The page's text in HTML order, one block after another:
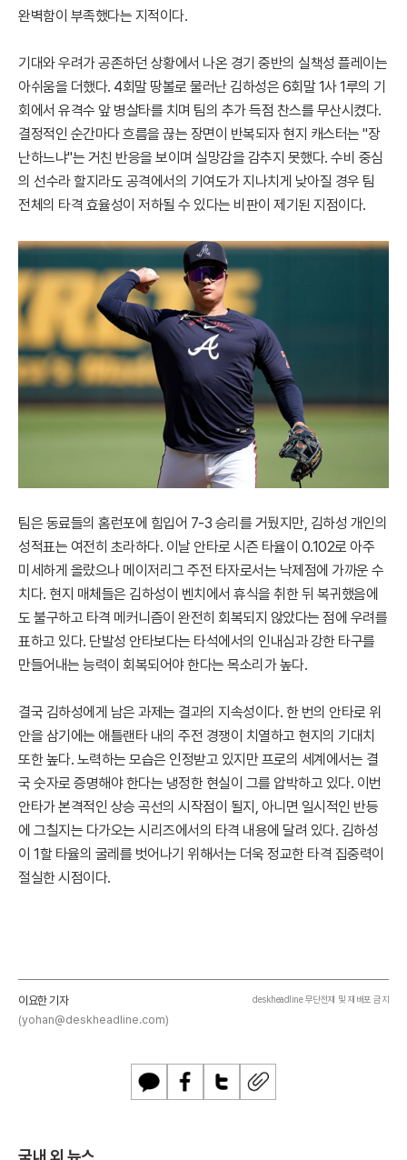
완벽함이 부족했다는 지적이다.
기대와 우려가 공존하던 상황에서 나온 경기 중반의 실책성 플레이는
아쉬움을 더했다. 4회말 땅볼로 물러난 김하성은 6회말 1사 1루의 기
회에서 유격수 앞 병살타를 치며 팀의 추가 득점 찬스를 무산시켰다.
결정적인 순간마다 흐름을 끊는 장면이 반복되자 현지 캐스터는 "장
난하느냐"는 거친 반응을 보이며 실망감을 감추지 못했다. 수비 중심
의 선수라 할지라도 공격에서의 기여도가 지나치게 낮아질 경우 팀
전체의 타격 효율성이 저하될 수 있다는 비판이 제기된 지점이다.
팀은 동료들의 홈런포에 힘입어 7-3 승리를 거뒀지만, 김하성 개인의
성적표는 여전히 초라하다. 이날 안타로 시즌 타율이 0.102로 아주
미세하게 올랐으나 메이저리그 주전 타자로서는 낙제점에 가까운 수
치다. 현지 매체들은 김하성이 벤치에서 휴식을 취한 뒤 복귀했음에
도 불구하고 타격 메커니즘이 완전히 회복되지 않았다는 점에 우려를
표하고 있다. 단발성 안타보다는 타석에서의 인내심과 강한 타구를
만들어내는 능력이 회복되어야 한다는 목소리가 높다.
결국 김하성에게 남은 과제는 결과의 지속성이다. 한 번의 안타로 위
안을 삼기에는 애틀랜타 내의 주전 경쟁이 치열하고 현지의 기대치
또한 높다. 노력하는 모습은 인정받고 있지만 프로의 세계에서는 결
국 숫자로 증명해야 한다는 냉정한 현실이 그를 압박하고 있다. 이번
안타가 본격적인 상승 곡선의 시작점이 될지, 아니면 일시적인 반등
에 그칠지는 다가오는 시리즈에서의 타격 내용에 달려 있다. 김하성
이 1할 타율의 굴레를 벗어나기 위해서는 더욱 정교한 타격 집중력이
절실한 시점이다.
이요한 기자
(yohan@deskheadline.com)
deskheadline 무단전재 및 재배포 금지
카
페
트
U
국내 외 뉴스